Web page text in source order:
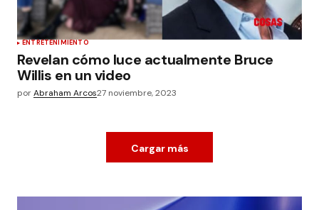
ENTRETENIMIENTO
Revelan cómo luce actualmente Bruce
Willis en un video
porAbraham Arcos27 noviembre, 2023
Cargar más